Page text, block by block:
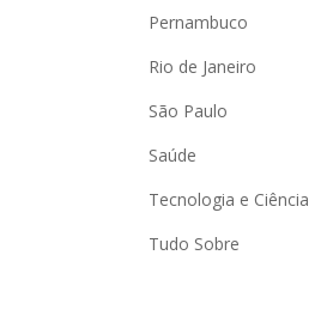
Pernambuco
Rio de Janeiro
São Paulo
Saúde
Tecnologia e Ciência
Tudo Sobre